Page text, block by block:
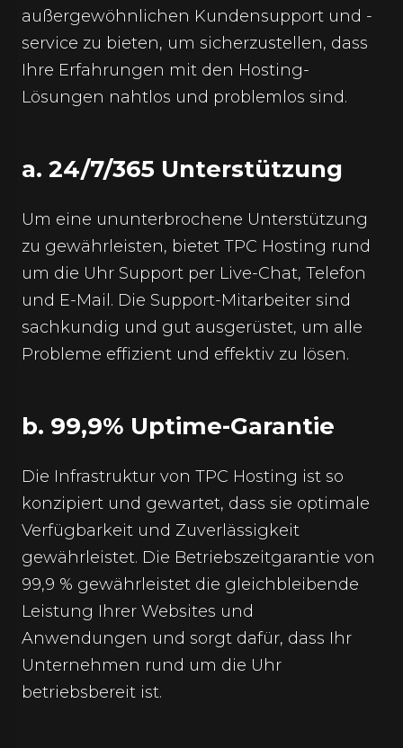
außergewöhnlichen Kundensupport und -
service zu bieten, um sicherzustellen, dass
Ihre Erfahrungen mit den Hosting-
Lösungen nahtlos und problemlos sind.
a. 24/7/365 Unterstützung
Um eine ununterbrochene Unterstützung
zu gewährleisten, bietet TPC Hosting rund
um die Uhr Support per Live-Chat, Telefon
und E-Mail. Die Support-Mitarbeiter sind
sachkundig und gut ausgerüstet, um alle
Probleme effizient und effektiv zu lösen.
b. 99,9% Uptime-Garantie
Die Infrastruktur von TPC Hosting ist so
konzipiert und gewartet, dass sie optimale
Verfügbarkeit und Zuverlässigkeit
gewährleistet. Die Betriebszeitgarantie von
99,9 % gewährleistet die gleichbleibende
Leistung Ihrer Websites und
Anwendungen und sorgt dafür, dass Ihr
Unternehmen rund um die Uhr
betriebsbereit ist.